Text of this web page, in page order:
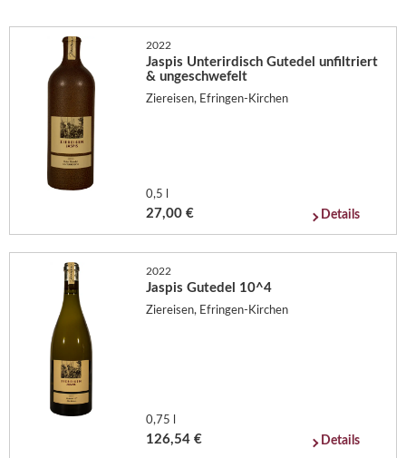
2022
Jaspis Unterirdisch Gutedel unfiltriert
& ungeschwefelt
Ziereisen, Efringen-Kirchen
0,5 l
27,00 € Details
2022
Jaspis Gutedel 10^4
Ziereisen, Efringen-Kirchen
0,75 l
126,54 € Details